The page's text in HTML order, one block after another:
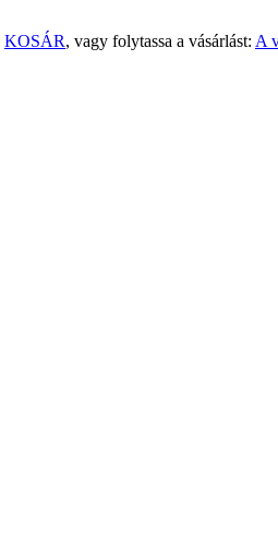
KOSÁR, vagy folytassa a vásárlást: A